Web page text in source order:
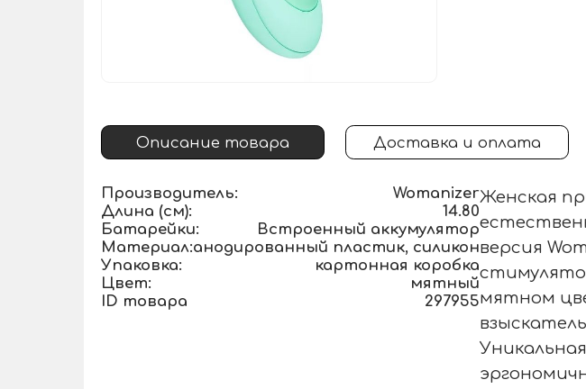
Описание товара Доставка и оплата
Производитель:
Womanizer
Длина (см):
14.80
Батарейки:
Встроенный аккумулятор
Материал:анодированный пластик, силикон
Упаковка:
картонная коробка
Цвет:
мятный
ID товара
297955
Женская
версия
мятном